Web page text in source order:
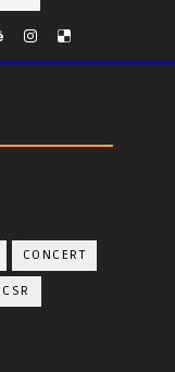
CONCERT
CSR